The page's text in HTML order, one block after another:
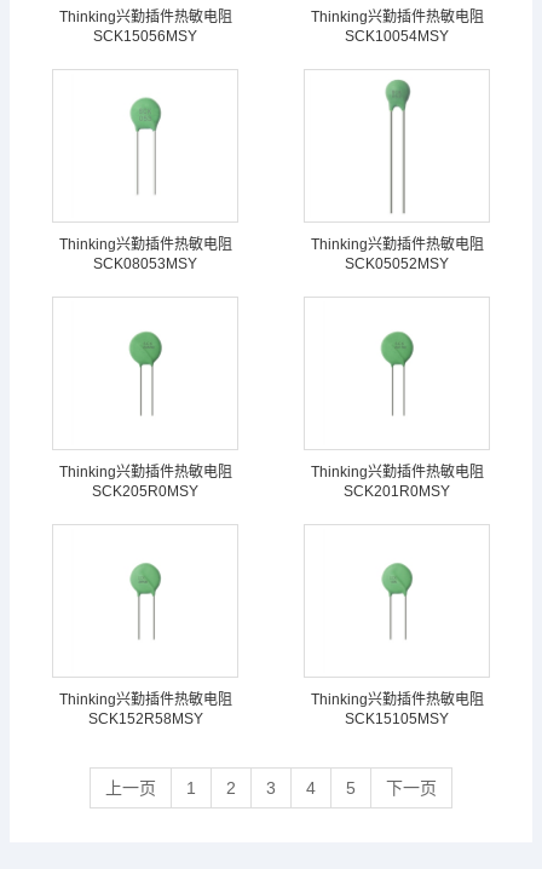
Thinking兴勤插件热敏电阻
SCK15056MSY
Thinking兴勤插件热敏电阻
SCK10054MSY
Thinking兴勤插件热敏电阻
SCK08053MSY
Thinking兴勤插件热敏电阻
SCK05052MSY
Thinking兴勤插件热敏电阻
SCK205R0MSY
Thinking兴勤插件热敏电阻
SCK201R0MSY
Thinking兴勤插件热敏电阻
SCK152R58MSY
Thinking兴勤插件热敏电阻
SCK15105MSY
上一页 1 2 3 4 5 下一页